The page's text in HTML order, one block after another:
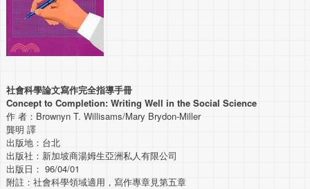
社會科學論文寫作完全指導手冊
Concept to Completion: Writing Well in the Social Science
作 者：Brownyn T. Willisams/Mary Brydon-Miller
龔明 譯
出版地：台北
出版社：新加坡商湯姆生亞洲私人有限公司
出版日： 96/04/01
附註：社會科學領域適用，寫作專章見第五章